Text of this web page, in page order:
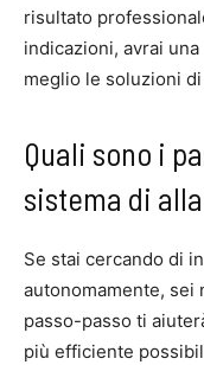
risultato
indicazioni, avrai
meglio le soluzioni
Quali sono i
sistema di
Se stai cercando di
autonomamente, sei
passo-passo ti
più efficiente